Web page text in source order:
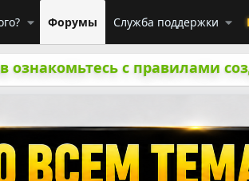
Форумы Служба поддержки
ознакомьтесь с правилами